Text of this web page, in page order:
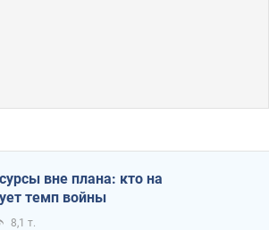
вне плана: кто на
темп войны
8,1 т.